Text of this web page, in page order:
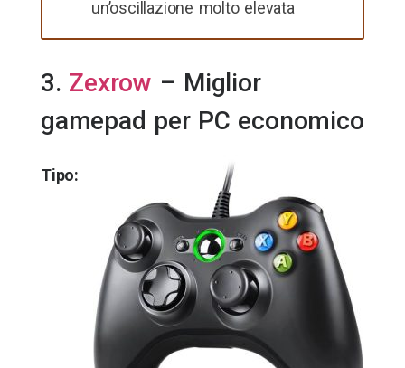
un’oscillazione molto elevata
3. Zexrow – Miglior
gamepad per PC economico
Tipo: